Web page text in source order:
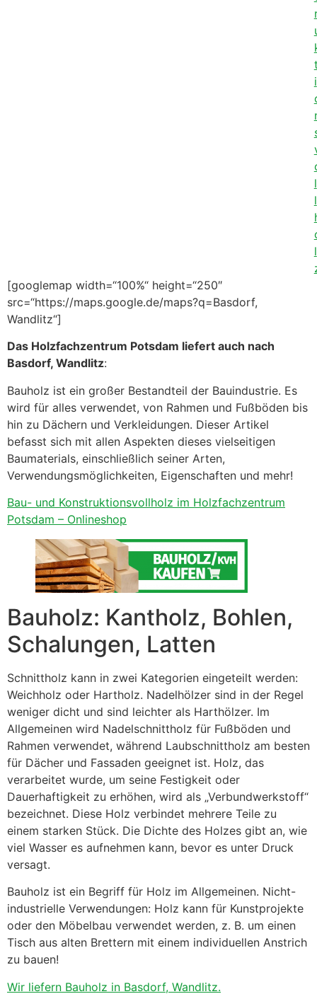
i
l
l
l
[googlemap width=“100%“ height=“250″
src=“https://maps.google.de/maps?q=Basdorf,
Wandlitz“]
Das Holzfachzentrum Potsdam liefert auch nach
Basdorf, Wandlitz:
Bauholz ist ein großer Bestandteil der Bauindustrie. Es
wird für alles verwendet, von Rahmen und Fußböden bis
hin zu Dächern und Verkleidungen. Dieser Artikel
befasst sich mit allen Aspekten dieses vielseitigen
Baumaterials, einschließlich seiner Arten,
Verwendungsmöglichkeiten, Eigenschaften und mehr!
Bau- und Konstruktionsvollholz im Holzfachzentrum
Potsdam – Onlineshop
Bauholz: Kantholz, Bohlen,
Schalungen, Latten
Schnittholz kann in zwei Kategorien eingeteilt werden:
Weichholz oder Hartholz. Nadelhölzer sind in der Regel
weniger dicht und sind leichter als Harthölzer. Im
Allgemeinen wird Nadelschnittholz für Fußböden und
Rahmen verwendet, während Laubschnittholz am besten
für Dächer und Fassaden geeignet ist. Holz, das
verarbeitet wurde, um seine Festigkeit oder
Dauerhaftigkeit zu erhöhen, wird als „Verbundwerkstoff“
bezeichnet. Diese Holz verbindet mehrere Teile zu
einem starken Stück. Die Dichte des Holzes gibt an, wie
viel Wasser es aufnehmen kann, bevor es unter Druck
versagt.
Bauholz ist ein Begriff für Holz im Allgemeinen. Nicht-
industrielle Verwendungen: Holz kann für Kunstprojekte
oder den Möbelbau verwendet werden, z. B. um einen
Tisch aus alten Brettern mit einem individuellen Anstrich
zu bauen!
Wir liefern Bauholz in Basdorf, Wandlitz.